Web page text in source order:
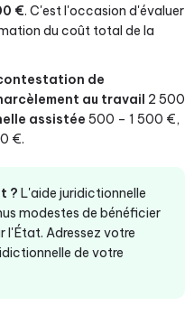
€. C'est l'occasion d'évaluer
du coût total de la
de
au travail 2 500
assistée 500 – 1 500 €,
€.
? L'aide juridictionnelle
modestes de bénéficier
l'État. Adressez votre
de votre